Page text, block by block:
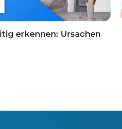
erkennen: Ursachen